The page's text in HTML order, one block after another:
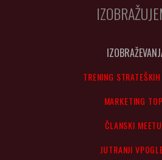
TRENING
MARKETING
ČLANSKI
JUTRANJI